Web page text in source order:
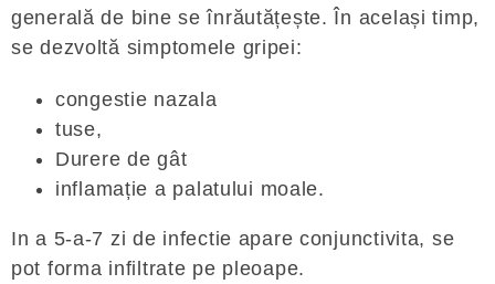
generală de bine se înrăutățește. În același timp,
se dezvoltă simptomele gripei:
congestie nazala
tuse,
Durere de gât
inflamație a palatului moale.
In a 5-a-7 zi de infectie apare conjunctivita, se
pot forma infiltrate pe pleoape.